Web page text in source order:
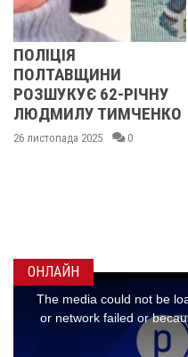
ВНАСЛІДОК
ПОРАНЕНЬ,
ОТРИМАНИХ НА ВІЙНІ,
ПОМЕР ВОЇН ЮРІЙ
ВОЙТИК
ОНЛАЙН